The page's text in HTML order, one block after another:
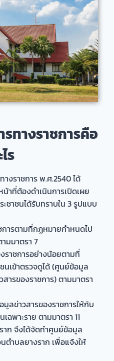
ทางราชการคือ
ร
งราชการ พ.ศ.2540 ได้
าที่ต้องดำเนินการเปิดเผย
ชาชนได้รับทราบใน 3 รูปแบบ
การตามที่กฏหมายกำหนดไป
มมาตรา 7
ราชการอย่างน้อยตามที่
นเข้าตรวจดูได้ (ศูนย์ข้อมูล
ารของราชการ) ตามมาตรา
ลข่าวสารของราชการให้กับ
ฉพาะราย ตามมาตรา 11
าก จึงได้จัดทำศูนย์ข้อมูล
ตำบลยางราก เพื่อแจ้งให้